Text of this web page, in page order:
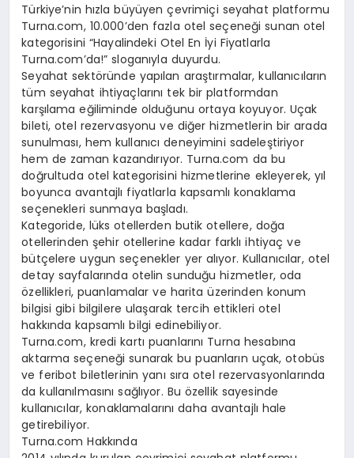
Türkiye’nin hızla büyüyen çevrimiçi seyahat platformu
Turna.com, 10.000’den fazla otel seçeneği sunan otel
kategorisini “Hayalindeki Otel En İyi Fiyatlarla
Turna.com’da!” sloganıyla duyurdu.
Seyahat sektöründe yapılan araştırmalar, kullanıcıların
tüm seyahat ihtiyaçlarını tek bir platformdan
karşılama eğiliminde olduğunu ortaya koyuyor. Uçak
bileti, otel rezervasyonu ve diğer hizmetlerin bir arada
sunulması, hem kullanıcı deneyimini sadeleştiriyor
hem de zaman kazandırıyor. Turna.com da bu
doğrultuda otel kategorisini hizmetlerine ekleyerek, yıl
boyunca avantajlı fiyatlarla kapsamlı konaklama
seçenekleri sunmaya başladı.
Kategoride, lüks otellerden butik otellere, doğa
otellerinden şehir otellerine kadar farklı ihtiyaç ve
bütçelere uygun seçenekler yer alıyor. Kullanıcılar, otel
detay sayfalarında otelin sunduğu hizmetler, oda
özellikleri, puanlamalar ve harita üzerinden konum
bilgisi gibi bilgilere ulaşarak tercih ettikleri otel
hakkında kapsamlı bilgi edinebiliyor.
Turna.com, kredi kartı puanlarını Turna hesabına
aktarma seçeneği sunarak bu puanların uçak, otobüs
ve feribot biletlerinin yanı sıra otel rezervasyonlarında
da kullanılmasını sağlıyor. Bu özellik sayesinde
kullanıcılar, konaklamalarını daha avantajlı hale
getirebiliyor.
Turna.com Hakkında